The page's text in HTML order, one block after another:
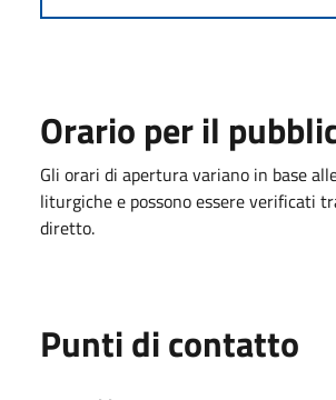
Orario per il
Gli orari di apertura variano in base
liturgiche e possono essere verificati
diretto.
Punti di contatto